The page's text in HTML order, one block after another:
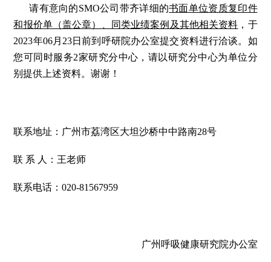
请有意向的SMO公司带齐详细的书面单位资质复印件
和报价单（盖公章）、同类业绩案例及其他相关资料 ，于
2023年06月23日前到呼研院办公室提交资料进行洽谈。如
您可同时服务2家研究分中心，请以研究分中心为单位分
别提供上述资料。谢谢！
联系地址：广州市荔湾区大坦沙桥中中路南28号
联 系 人：王老师
联系电话：020-81567959
广州呼吸健康研究院办公室